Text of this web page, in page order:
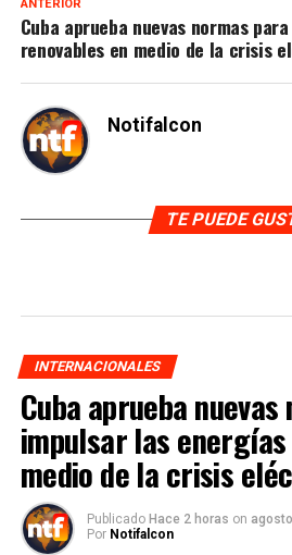
ANTERIOR
Cuba aprueba nuevas normas
renovables en medio de la crisis
Notifalcon
TE PUEDE
INTERNACIONALES
Cuba aprueba
impulsar las
medio de la crisis
Publicado Hace 2 horas on
Por Notifalcon